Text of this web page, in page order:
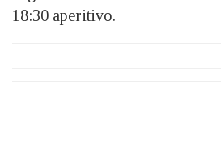
18:30 aperitivo.